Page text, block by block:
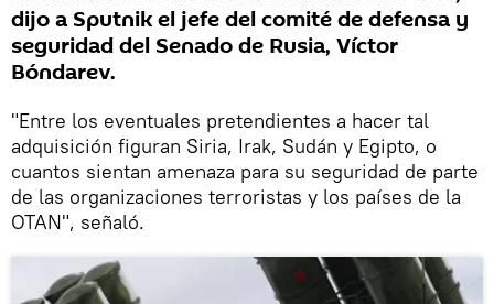
dijo a Sputnik el jefe del comité de defensa y
seguridad del Senado de Rusia, Víctor
Bóndarev.
"Entre los eventuales pretendientes a hacer tal
adquisición figuran Siria, Irak, Sudán y Egipto, o
cuantos sientan amenaza para su seguridad de parte
de las organizaciones terroristas y los países de la
OTAN", señaló.